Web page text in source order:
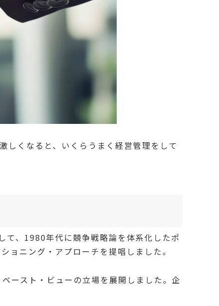
くなると、いくらうまく経営管理をして
、1980年代に競争戦略論を体系化したポ
ニング・アプローチを提唱しました。
ースト・ビューの立場を展開しました。企